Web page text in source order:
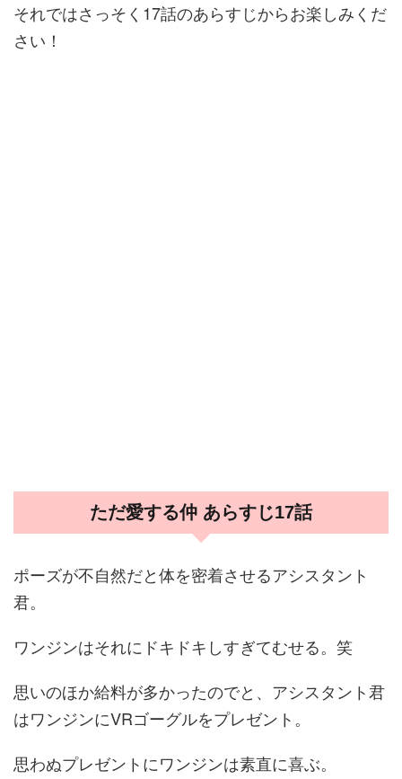
それではさっそく17話のあらすじからお楽しみくだ
さい！
ただ愛する仲 あらすじ17話
ポーズが不自然だと体を密着させるアシスタント
君。
ワンジンはそれにドキドキしすぎてむせる。笑
思いのほか給料が多かったのでと、アシスタント君
はワンジンにVRゴーグルをプレゼント。
思わぬプレゼントにワンジンは素直に喜ぶ。